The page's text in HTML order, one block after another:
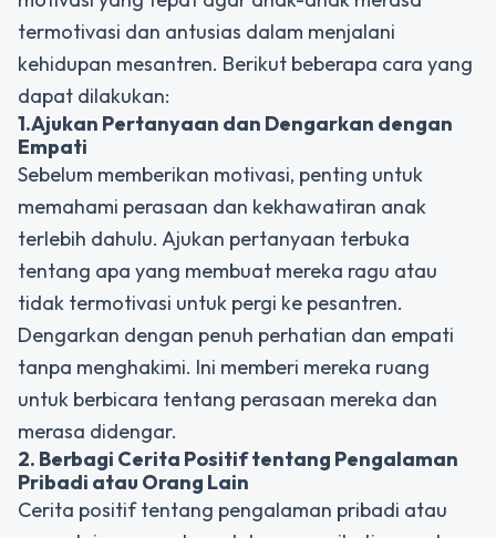
termotivasi dan antusias dalam menjalani
kehidupan mesantren. Berikut beberapa cara yang
dapat dilakukan:
1.Ajukan Pertanyaan dan Dengarkan dengan
Empati
Sebelum memberikan motivasi, penting untuk
memahami perasaan dan kekhawatiran anak
terlebih dahulu. Ajukan pertanyaan terbuka
tentang apa yang membuat mereka ragu atau
tidak termotivasi untuk pergi ke pesantren.
Dengarkan dengan penuh perhatian dan empati
tanpa menghakimi. Ini memberi mereka ruang
untuk berbicara tentang perasaan mereka dan
merasa didengar.
2. Berbagi Cerita Positif tentang Pengalaman
Pribadi atau Orang Lain
Cerita positif tentang pengalaman pribadi atau